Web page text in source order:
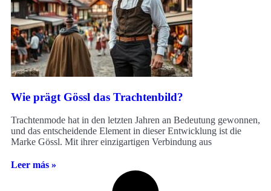
Wie prägt Gössl das Trachtenbild?
Trachtenmode hat in den letzten Jahren an Bedeutung gewonnen,
und das entscheidende Element in dieser Entwicklung ist die
Marke Gössl. Mit ihrer einzigartigen Verbindung aus
Leer más »